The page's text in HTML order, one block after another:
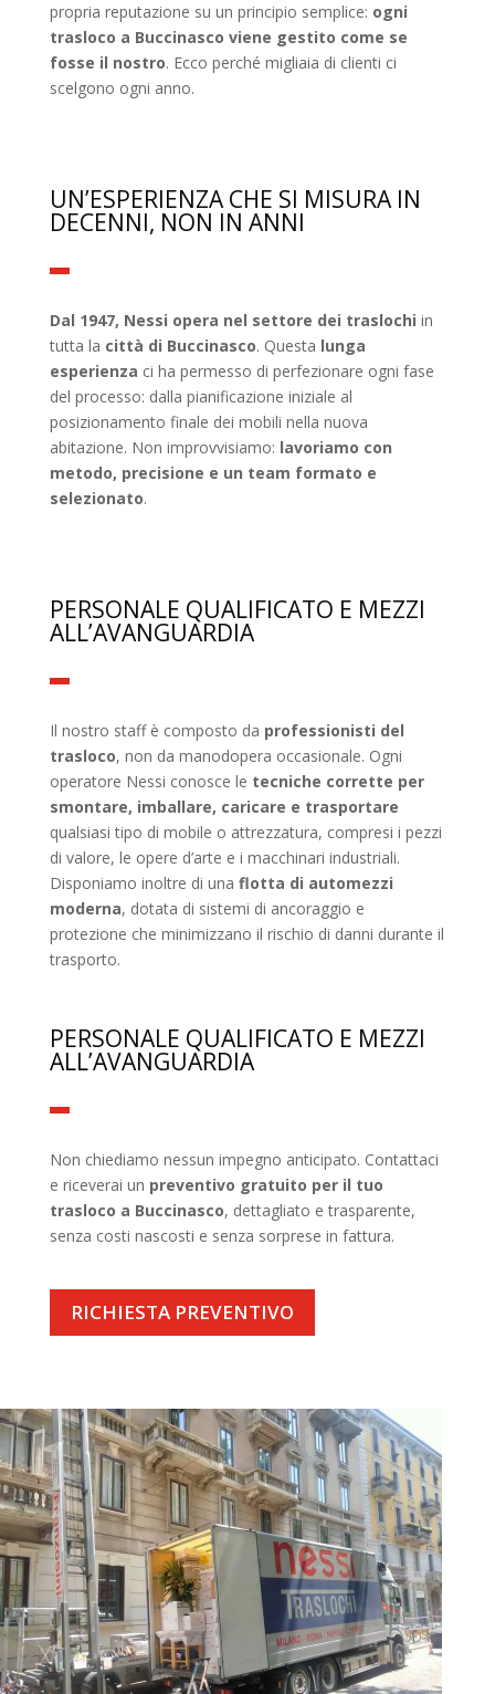
propria reputazione su un principio semplice: ogni
trasloco a Buccinasco viene gestito come se
fosse il nostro. Ecco perché migliaia di clienti ci
scelgono ogni anno.
UN’ESPERIENZA CHE SI MISURA IN
DECENNI, NON IN ANNI
Dal 1947, Nessi opera nel settore dei traslochi in
tutta la città di Buccinasco. Questa lunga
esperienza ci ha permesso di perfezionare ogni fase
del processo: dalla pianificazione iniziale al
posizionamento finale dei mobili nella nuova
abitazione. Non improvvisiamo: lavoriamo con
metodo, precisione e un team formato e
selezionato.
PERSONALE QUALIFICATO E MEZZI
ALL’AVANGUARDIA
Il nostro staff è composto da professionisti del
trasloco, non da manodopera occasionale. Ogni
operatore Nessi conosce le tecniche corrette per
smontare, imballare, caricare e trasportare
qualsiasi tipo di mobile o attrezzatura, compresi i pezzi
di valore, le opere d’arte e i macchinari industriali.
Disponiamo inoltre di una flotta di automezzi
moderna, dotata di sistemi di ancoraggio e
protezione che minimizzano il rischio di danni durante il
trasporto.
PERSONALE QUALIFICATO E MEZZI
ALL’AVANGUARDIA
Non chiediamo nessun impegno anticipato. Contattaci
e riceverai un preventivo gratuito per il tuo
trasloco a Buccinasco, dettagliato e trasparente,
senza costi nascosti e senza sorprese in fattura.
RICHIESTA PREVENTIVO